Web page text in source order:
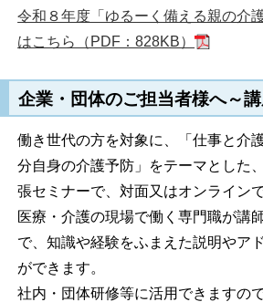
令和８年度「ゆるーく備える親の介
はこちら（PDF：828KB）
企業・団体のご担当者様へ～
働き世代の方を対象に、「仕事と介
分自身の介護予防」をテーマとした
張セミナーで、対面又はオンライン
医療・介護の現場で働く専門職が講
で、知識や経験をふまえた説明やア
ができます。
社内・団体研修等に活用できますの